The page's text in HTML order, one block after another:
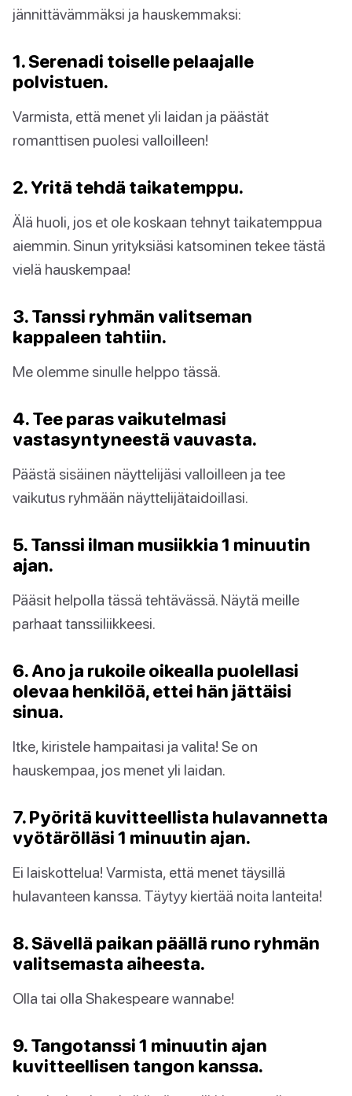
jännittävämmäksi ja hauskemmaksi:
1. Serenadi toiselle pelaajalle
polvistuen.
Varmista, että menet yli laidan ja päästät
romanttisen puolesi valloilleen!
2. Yritä tehdä taikatemppu.
Älä huoli, jos et ole koskaan tehnyt taikatemppua
aiemmin. Sinun yrityksiäsi katsominen tekee tästä
vielä hauskempaa!
3. Tanssi ryhmän valitseman
kappaleen tahtiin.
Me olemme sinulle helppo tässä.
4. Tee paras vaikutelmasi
vastasyntyneestä vauvasta.
Päästä sisäinen näyttelijäsi valloilleen ja tee
vaikutus ryhmään näyttelijätaidoillasi.
5. Tanssi ilman musiikkia 1 minuutin
ajan.
Pääsit helpolla tässä tehtävässä. Näytä meille
parhaat tanssiliikkeesi.
6. Ano ja rukoile oikealla puolellasi
olevaa henkilöä, ettei hän jättäisi
sinua.
Itke, kiristele hampaitasi ja valita! Se on
hauskempaa, jos menet yli laidan.
7. Pyöritä kuvitteellista hulavannetta
vyötärölläsi 1 minuutin ajan.
Ei laiskottelua! Varmista, että menet täysillä
hulavanteen kanssa. Täytyy kiertää noita lanteita!
8. Sävellä paikan päällä runo ryhmän
valitsemasta aiheesta.
Olla tai olla Shakespeare wannabe!
9. Tangotanssi 1 minuutin ajan
kuvitteellisen tangon kanssa.